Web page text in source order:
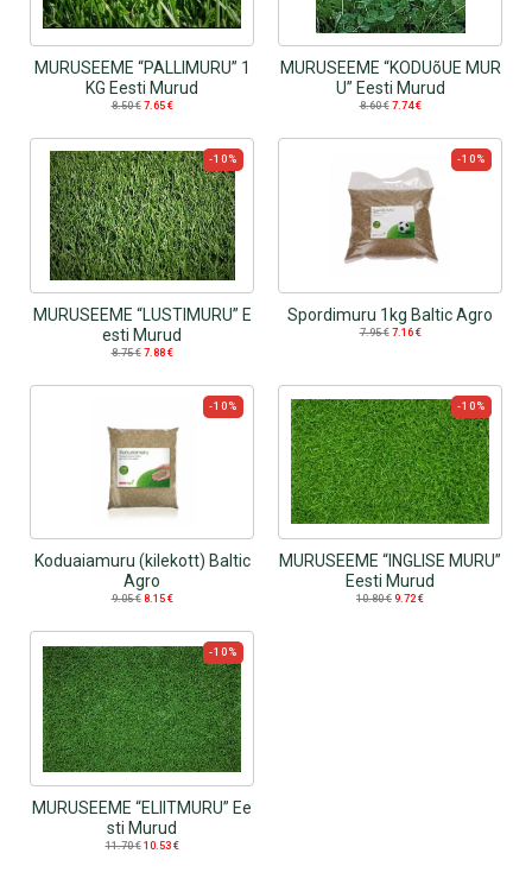
MURUSEEME “PALLIMURU” 1
KG Eesti Murud
8.50€ 7.65 €
MURUSEEME “KODUõUE MUR
U” Eesti Murud
8.60€ 7.74€
-10%
MURUSEEME “LUSTIMURU” E
esti Murud
8.75€ 7.88 €
-10%
Spordimuru 1kg Baltic Agro
7.95€ 7.16 €
-10%
Koduaiamuru (kilekott) Baltic
Agro
9.05€ 8.15 €
-10%
MURUSEEME “INGLISE MURU”
Eesti Murud
10.80€ 9.72€
-10%
MURUSEEME “ELIITMURU” Ee
sti Murud
11.70€ 10.53 €